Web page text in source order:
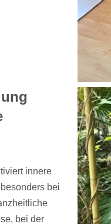
innere
bei
bei der